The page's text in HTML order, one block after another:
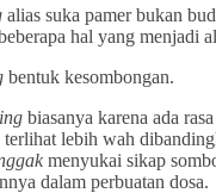
alias suka pamer bukan
hal yang menjadi
bentuk kesombongan.
biasanya karena ada
lebih wah
menyukai sikap
dalam perbuatan dosa.